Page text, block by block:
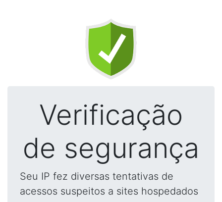
Verificação
de segurança
Seu IP fez diversas tentativas de
acessos suspeitos a sites hospedados